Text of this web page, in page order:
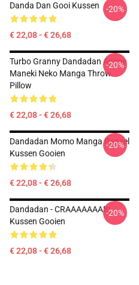
Danda Dan Gooi Kussen
€ 22,08 - € 26,68
-20%
Turbo Granny Dandadan Anime
Maneki Neko Manga Throw
Pillow
€ 22,08 - € 26,68
-20%
Dandadan Momo Manga Paneel
Kussen Gooien
€ 22,08 - € 26,68
-20%
Dandadan - CRAAAAAAAB!
Kussen Gooien
€ 22,08 - € 26,68
-20%